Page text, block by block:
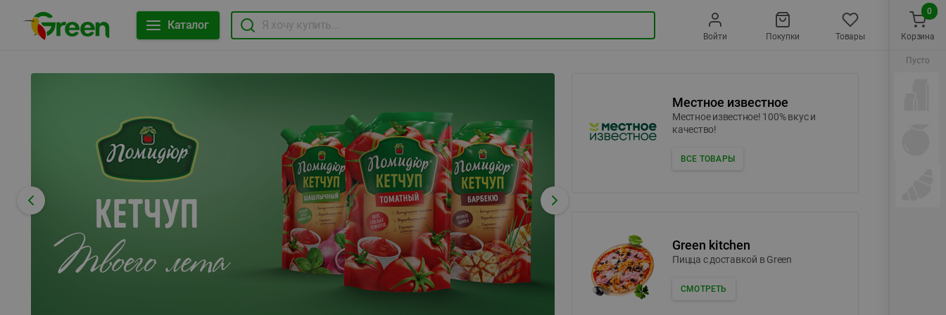
Каталог
Войти Покупки Товары
Местное известное
Местное известное! 100% вкус и
качество!
ВСЕ ТОВАРЫ
Green kitchen
Пицца c доставкой в Green
СМОТРЕТЬ
Корзина
0
Пусто